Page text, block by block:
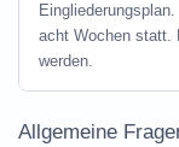
acht Wochen statt.
werden.
Allgemeine